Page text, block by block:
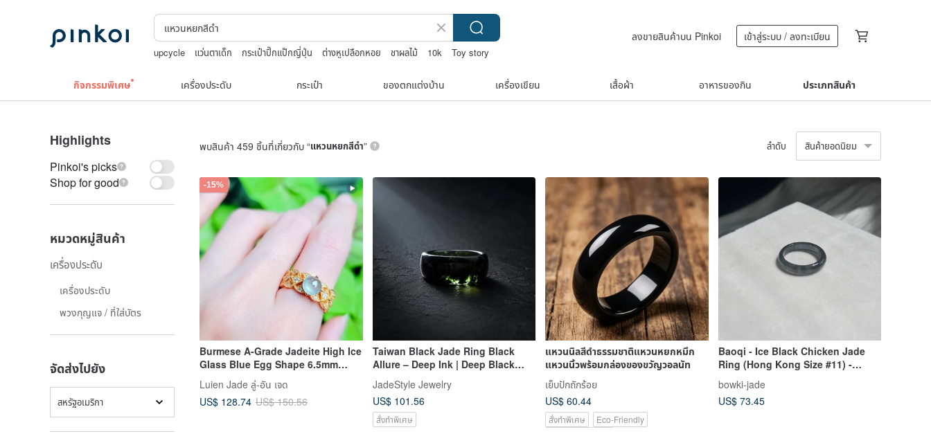
upcycle แว่นตาเด็ก กระเป๋าปิ๊กแป๊กญี่ปุ่น ต่างหูเปลือกหอย ชาผลไม้ 10k
Toy story
ลงขายสินค้าบน Pinkoi เข้าสู่ระบบ / ลงทะเบียน
กิจกรรมพิเศษ เครื่องประดับ กระเป๋า ของตกแต่งบ้าน เครื่องเขียน เสื้อผ้า อาหารของกิน ประเภทสินค้า
Highlights
Pinkoi's picks
Shop for good
หมวดหมู่สินค้า
เครื่องประดับ
เครื่องประดับ
พวงกุญแจ / ที่ใส่บัตร
จัดส่งไปยัง
สหรัฐอเมริกา
พบสินค้า 459 ชิ้นที่เกี่ยวกับ “แหวนหยกสีดำ” ลำดับ สินค้ายอดนิยม
-15%
Burmese A-Grade Jadeite High Ice
Glass Blue Egg Shape 6.5mm
Sterling Silver with Yellow Gold
Plating Luxury Design, with
Certificate
Luien Jade ลู่-อัน เจด
US$ 128.74 US$ 150.56
Taiwan Black Jade Ring Black
Allure – Deep Ink | Deep Black
JadeStyle Jewelry
US$ 101.56
สั่งทำพิเศษ
แหวนนิลสีดำธรรมชาติแหวนหยกหมึก
แหวนนิ้วพร้อมกล่องของขวัญวอลนัท
เย็บปักถักร้อย
US$ 60.44
สั่งทำพิเศษ
Eco-Friendly
Baoqi - Ice Black Chicken Jade
Ring (Hong Kong Size #11) -
bowki-jade
US$ 73.45